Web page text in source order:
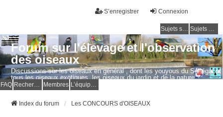
Connexion
S’enregistrer
Sujets sans réponse Sujets actifs
Forum sur l'élevage et l'observation
des oiseaux
Discussions sur les oiseaux en général , dont les youyous du Sénégal et
tous les oiseaux exotiques, les oiseaux du jardin et de la nature.
Questions, photos, expériences.
FAQ Membres
Index du forum Les CONCOURS d'OISEAUX